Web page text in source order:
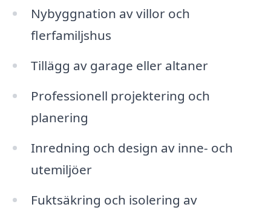
Nybyggnation av villor och
flerfamiljshus
Tillägg av garage eller altaner
Professionell projektering och
planering
Inredning och design av inne- och
utemiljöer
Fuktsäkring och isolering av